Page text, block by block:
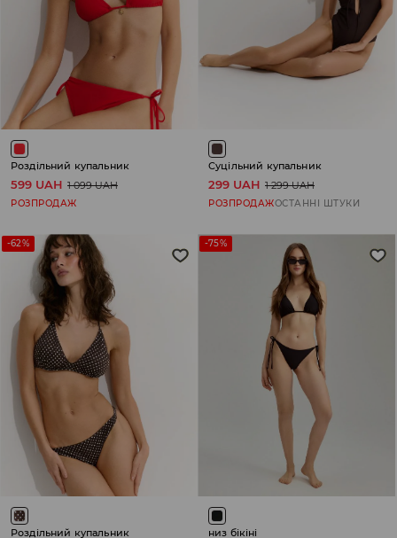
Роздільний купальник
599 UAH 1 099 UAH
РОЗПРОДАЖ
Суцільний купальник
299 UAH 1 299 UAH
РОЗПРОДАЖОСТАННІ ШТУКИ
-62%
Роздільний купальник
-75%
низ бікіні